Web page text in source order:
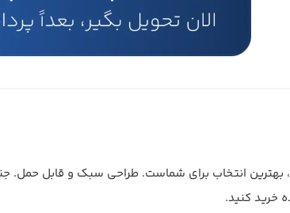
به دنبال یک میز اتو نشسته با کیفیت و جمع و جور هستید؟ میز اتو یونیک مدل 7015، بهترین انتخاب